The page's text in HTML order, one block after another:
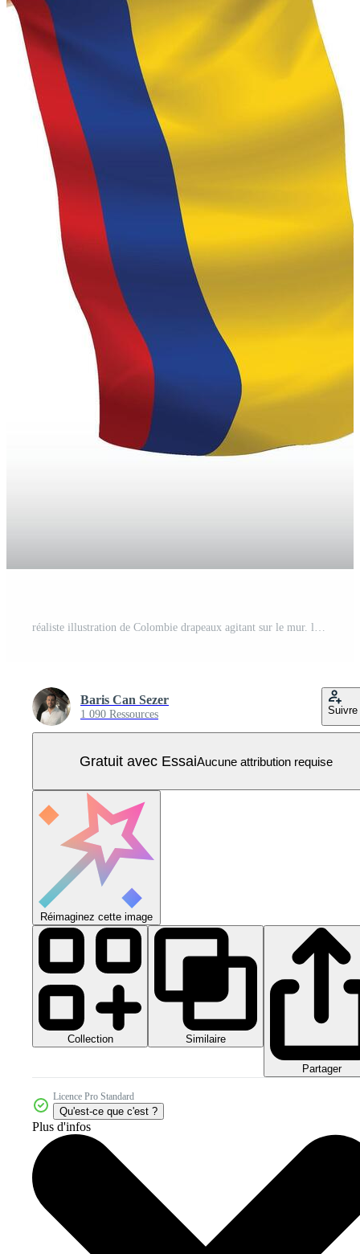
réaliste illustration de Colombie drapeaux agitant sur le mur. le ensemble est dans le collection Vecteur Pro
Baris Can Sezer
1 090 Ressources Suivre
Gratuit avec EssaiAucune attribution requise
Réimaginez cette image
Collection Similaire
Partager
Licence Pro Standard
Qu'est-ce que c'est ?
Plus d'infos